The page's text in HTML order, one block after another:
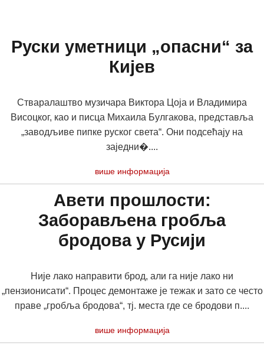
Руски уметници „опасни“ за
Кијев
Стваралаштво музичара Виктора Цоја и Владимира
Висоцког, као и писца Михаила Булгакова, представља
„заводљиве пипке руског света“. Они подсећају на
заједни�....
више информација
Авети прошлости:
Заборављена гробља
бродова у Русији
Није лако направити брод, али га није лако ни
„пензионисати“. Процес демонтаже је тежак и зато се често
праве „гробља бродова“, тј. места где се бродови п....
више информација